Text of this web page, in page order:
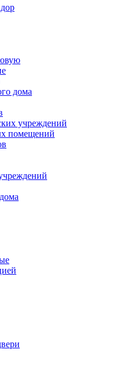
дома
учреждений
помещений